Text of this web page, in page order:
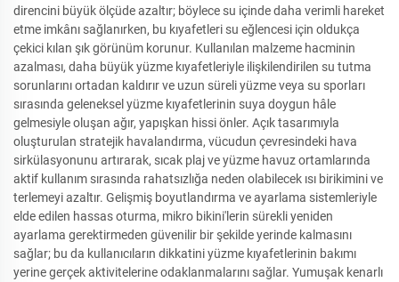
direncini büyük ölçüde azaltır; böylece su içinde daha verimli hareket
etme imkânı sağlanırken, bu kıyafetleri su eğlencesi için oldukça
çekici kılan şık görünüm korunur. Kullanılan malzeme hacminin
azalması, daha büyük yüzme kıyafetleriyle ilişkilendirilen su tutma
sorunlarını ortadan kaldırır ve uzun süreli yüzme veya su sporları
sırasında geleneksel yüzme kıyafetlerinin suya doygun hâle
gelmesiyle oluşan ağır, yapışkan hissi önler. Açık tasarımıyla
oluşturulan stratejik havalandırma, vücudun çevresindeki hava
sirkülasyonunu artırarak, sıcak plaj ve yüzme havuz ortamlarında
aktif kullanım sırasında rahatsızlığa neden olabilecek ısı birikimini ve
terlemeyi azaltır. Gelişmiş boyutlandırma ve ayarlama sistemleriyle
elde edilen hassas oturma, mikro bikini'lerin sürekli yeniden
ayarlama gerektirmeden güvenilir bir şekilde yerinde kalmasını
sağlar; bu da kullanıcıların dikkatini yüzme kıyafetlerinin bakımı
yerine gerçek aktivitelerine odaklanmalarını sağlar. Yumuşak kenarlı